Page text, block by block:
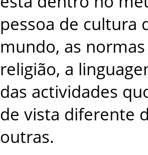
pessoa de cultura
mundo, as normas
religião, a
das actividades
de vista diferente
outras.